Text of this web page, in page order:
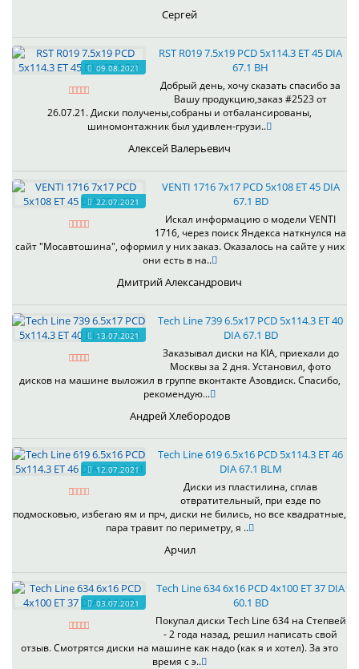
Сергей
09.08.2021
RST R019 7.5x19 PCD 5x114.3 ET 45 DIA
67.1 BH
Добрый день, хочу сказать спасибо за
Вашу продукцию,заказ #2523 от
26.07.21. Диски получены,собраны и отбалансированы,
шиномонтажник был удивлен-грузи..
Алексей Валерьевич
22.07.2021
VENTI 1716 7x17 PCD 5x108 ET 45 DIA
67.1 BD
Искал информацию о модели VENTI
1716, через поиск Яндекса наткнулся на
сайт "Мосавтошина", оформил у них заказ. Оказалось на сайте у них
они есть в на..
Дмитрий Александрович
13.07.2021
Tech Line 739 6.5x17 PCD 5x114.3 ET 40
DIA 67.1 BD
Заказывал диски на KIA, приехали до
Москвы за 2 дня. Установил, фото
дисков на машине выложил в группе вконтакте Азовдиск. Спасибо,
рекомендую...
Андрей Хлебородов
12.07.2021
Tech Line 619 6.5x16 PCD 5x114.3 ET 46
DIA 67.1 BLM
Диски из пластилина, сплав
отвратительный, при езде по
подмосковью, избегаю ям и прч, диски не бились, но все квадратные,
пара травит по периметру, я ..
Арчил
03.07.2021
Tech Line 634 6x16 PCD 4x100 ET 37 DIA
60.1 BD
Покупал диски Tech Line 634 на Степвей
- 2 года назад, решил написать свой
отзыв. Смотрятся диски на машине как надо (как я и хотел). За это
время с э..